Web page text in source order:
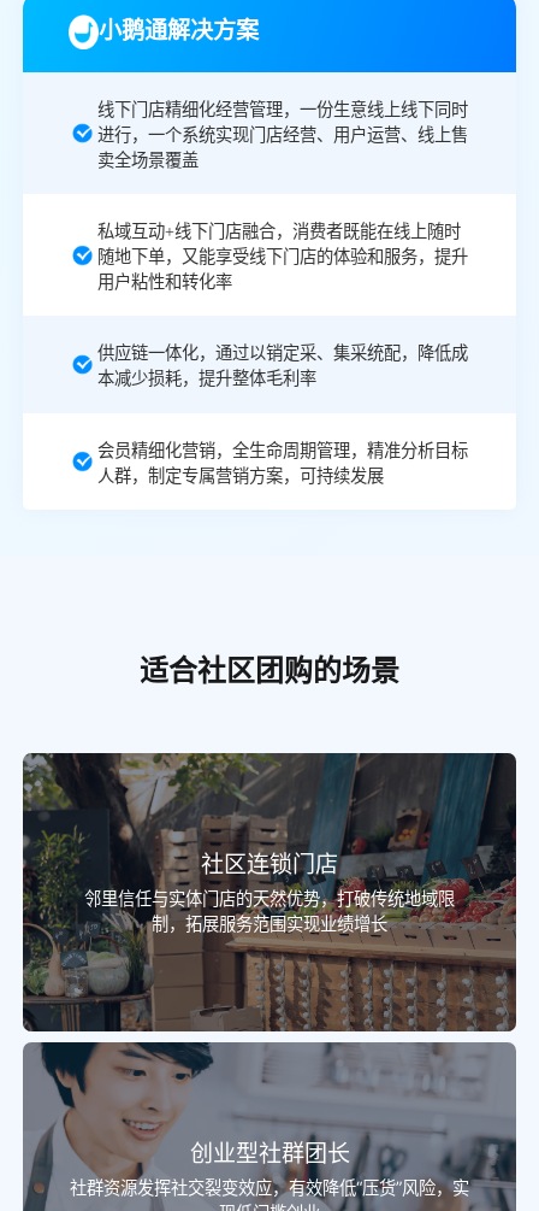
小鹅通解决方案
线下门店精细化经营管理，一份生意线上线下同时
进行，一个系统实现门店经营、用户运营、线上售
卖全场景覆盖
私域互动+线下门店融合，消费者既能在线上随时
随地下单，又能享受线下门店的体验和服务，提升
用户粘性和转化率
供应链一体化，通过以销定采、集采统配，降低成
本减少损耗，提升整体毛利率
会员精细化营销，全生命周期管理，精准分析目标
人群，制定专属营销方案，可持续发展
适合社区团购的场景
社区连锁门店
邻里信任与实体门店的天然优势，打破传统地域限
制，拓展服务范围实现业绩增长
创业型社群团长
社群资源发挥社交裂变效应，有效降低“压货”风险，实